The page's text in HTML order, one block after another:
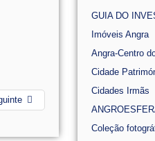
GUIA DO
Imóveis Angra
Angra-Centro
Cidade
Cidades Irmãs
Coleção